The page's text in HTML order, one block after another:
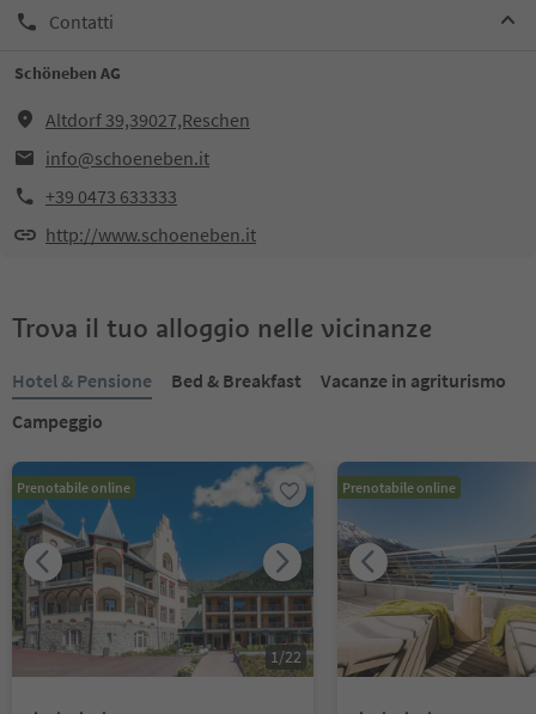
Contatti
Schöneben AG
Altdorf 39,39027,Reschen
info@schoeneben.it
+39 0473 633333
http://www.schoeneben.it
Trova il tuo alloggio nelle vicinanze
Hotel & Pensione Bed & Breakfast
Vacanze in agriturismo
Campeggio
Prenotabile online
1/22
Prenotabile online